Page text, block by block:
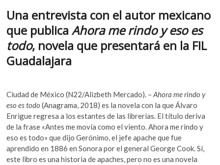
e
b
o
o
itt
er
at
s
A
p
Una entrevista con el autor mexicano
que publicaAhora me rindo y eso es
todo, novela que presentará en la FIL
Guadalajara
Ciudad de México (N22/Alizbeth Mercado). –Ahora me rindo y
eso es todo (Anagrama, 2018) es la novela con la que Álvaro
Enrigue regresa a los estantes de las librerías. El título deriva
de la frase «Antes me movía como el viento. Ahora me rindo y
eso es todo» que dijo Gerónimo, el jefe apache que fue
aprendido en 1886 en Sonora por el general George Cook. Sí,
este libro es una historia de apaches, pero no es una novela